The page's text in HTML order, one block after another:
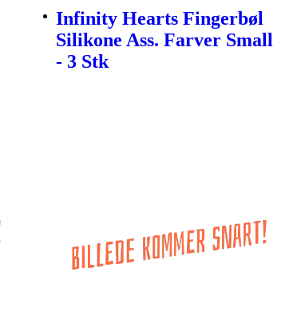
Infinity Hearts Fingerbøl
Silikone Ass. Farver Small
- 3 Stk